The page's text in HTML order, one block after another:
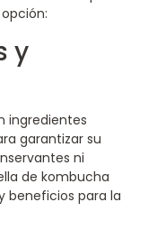
y
ingredientes
garantizar su
ni
de kombucha
beneficios para la